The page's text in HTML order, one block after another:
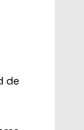
de